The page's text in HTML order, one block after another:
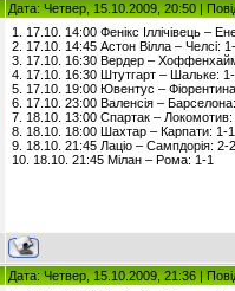
Дата: Четвер, 15.10.2009, 20:50 |
1. 17.10. 14:00 Фенікс Іллічівець –
2. 17.10. 14:45 Астон Вілла – Челсі:
3. 17.10. 16:30 Вердер –
4. 17.10. 16:30 Штутгарт – Шальке:
5. 17.10. 19:00 Ювентус –
6. 17.10. 23:00 Валенсія –
7. 18.10. 13:00 Спартак –
8. 18.10. 18:00 Шахтар – Карпати: 1-1
9. 18.10. 21:45 Лаціо – Сампдорія: 2-2
10. 18.10. 21:45 Мілан – Рома: 1-1
Дата: Четвер, 15.10.2009, 21:36 |